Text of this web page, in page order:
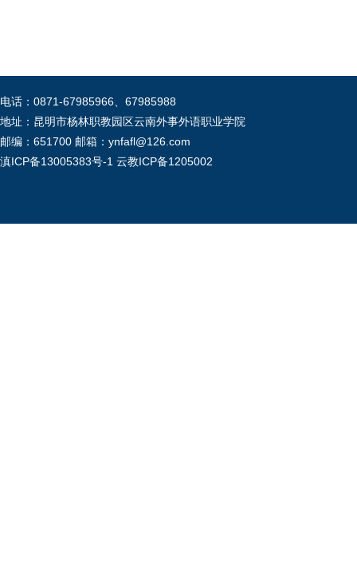
电话：0871-67985966、67985988
地址：昆明市杨林职教园区云南外事外语职业学院
邮编：651700 邮箱：ynfafl@126.com
滇ICP备13005383号-1 云教ICP备1205002